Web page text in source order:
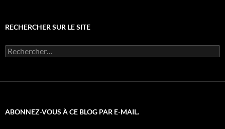
RECHERCHER SUR LE SITE
Rechercher :
ABONNEZ-VOUS À CE BLOG PAR E-MAIL.